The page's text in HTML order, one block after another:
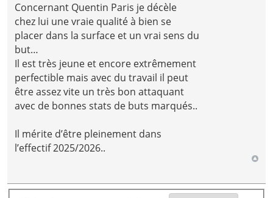
Concernant Quentin Paris je décèle
chez lui une vraie qualité à bien se
placer dans la surface et un vrai sens du
but…
Il est très jeune et encore extrêmement
perfectible mais avec du travail il peut
être assez vite un très bon attaquant
avec de bonnes stats de buts marqués..
Il mérite d’être pleinement dans
l’effectif 2025/2026..